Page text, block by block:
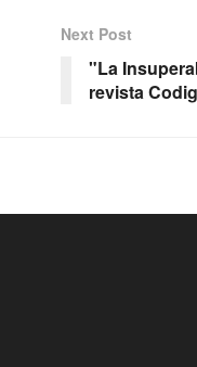
Next Post
"La
revista